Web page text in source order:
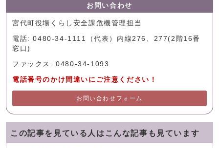
お問い合わせ
宮代町役場くらし安全課危機管理担当
電話: 0480-34-1111（代表）内線276、277(2階16番
窓口)
ファックス: 0480-34-1093
電話番号のかけ間違いにご注意ください！
お問い合わせフォーム
この記事を見ている人はこんな記事も見ています